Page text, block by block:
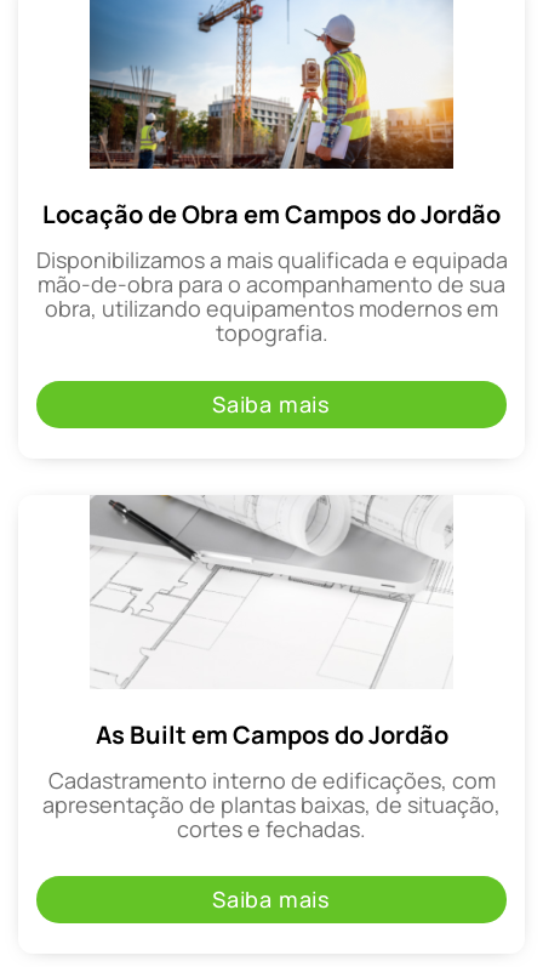
Locação de Obra em Campos do Jordão
Disponibilizamos a mais qualificada e equipada
mão-de-obra para o acompanhamento de sua
obra, utilizando equipamentos modernos em
topografia.
Saiba mais
As Built em Campos do Jordão
Cadastramento interno de edificações, com
apresentação de plantas baixas, de situação,
cortes e fechadas.
Saiba mais